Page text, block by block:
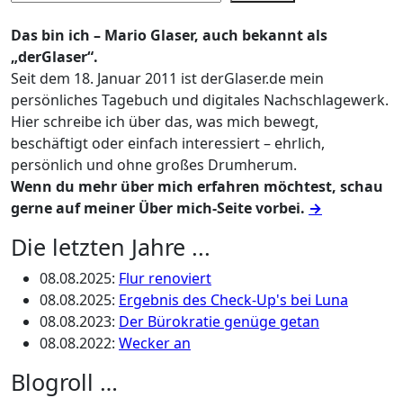
Das bin ich – Mario Glaser, auch bekannt als
„derGlaser“.
Seit dem 18. Januar 2011 ist derGlaser.de mein
persönliches Tagebuch und digitales Nachschlagewerk.
Hier schreibe ich über das, was mich bewegt,
beschäftigt oder einfach interessiert – ehrlich,
persönlich und ohne großes Drumherum.
Wenn du mehr über mich erfahren möchtest, schau
gerne auf meiner Über mich-Seite vorbei. →
Die letzten Jahre ...
08.08.2025: Flur renoviert
08.08.2025: Ergebnis des Check-Up's bei Luna
08.08.2023: Der Bürokratie genüge getan
08.08.2022: Wecker an
Blogroll …